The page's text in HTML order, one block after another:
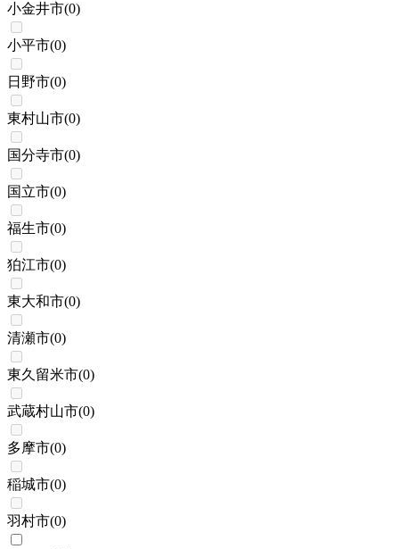
小金井市(0)
小平市(0)
日野市(0)
東村山市(0)
国分寺市(0)
国立市(0)
福生市(0)
狛江市(0)
東大和市(0)
清瀬市(0)
東久留米市(0)
武蔵村山市(0)
多摩市(0)
稲城市(0)
羽村市(0)